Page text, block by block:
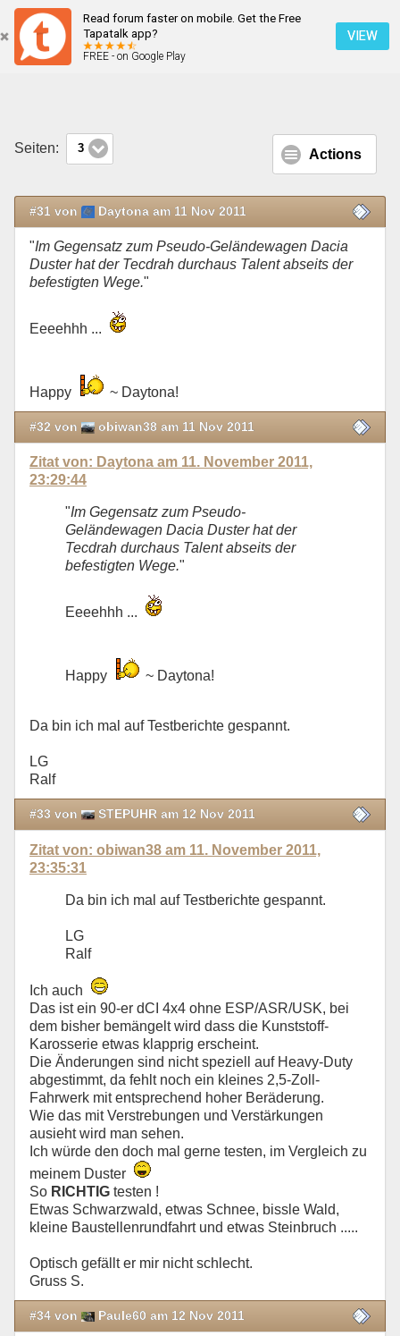
Read forum faster on mobile. Get the Free
Tapatalk app?
FREE - on Google Play
VIEW
Low-Buget-RUV / Travec Tecdrah
Seiten: 3 Actions
#31 von Daytona am 11 Nov 2011
"Im Gegensatz zum Pseudo-Geländewagen Dacia
Duster hat der Tecdrah durchaus Talent abseits der
befestigten Wege."
Eeeehhh ...
Happy ~ Daytona!
#32 von obiwan38 am 11 Nov 2011
Zitat von: Daytona am 11. November 2011,
23:29:44
"Im Gegensatz zum Pseudo-
Geländewagen Dacia Duster hat der
Tecdrah durchaus Talent abseits der
befestigten Wege."
Eeeehhh ...
Happy ~ Daytona!
Da bin ich mal auf Testberichte gespannt.
LG
Ralf
#33 von STEPUHR am 12 Nov 2011
Zitat von: obiwan38 am 11. November 2011,
23:35:31
Da bin ich mal auf Testberichte gespannt.
LG
Ralf
Ich auch
Das ist ein 90-er dCI 4x4 ohne ESP/ASR/USK, bei
dem bisher bemängelt wird dass die Kunststoff-
Karosserie etwas klapprig erscheint.
Die Änderungen sind nicht speziell auf Heavy-Duty
abgestimmt, da fehlt noch ein kleines 2,5-Zoll-
Fahrwerk mit entsprechend hoher Beräderung.
Wie das mit Verstrebungen und Verstärkungen
ausieht wird man sehen.
Ich würde den doch mal gerne testen, im Vergleich zu
meinem Duster
So RICHTIG testen !
Etwas Schwarzwald, etwas Schnee, bissle Wald,
kleine Baustellenrundfahrt und etwas Steinbruch .....
Optisch gefällt er mir nicht schlecht.
Gruss S.
#34 von Paule60 am 12 Nov 2011